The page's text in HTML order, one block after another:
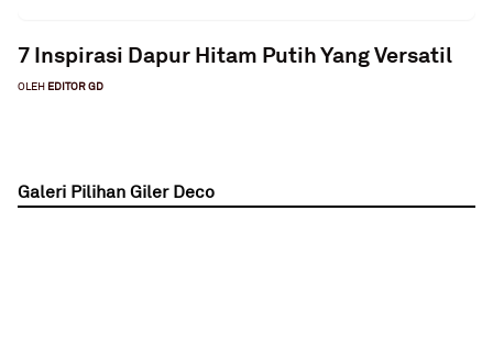
7 Inspirasi Dapur Hitam Putih Yang Versatil
OLEH EDITOR GD
Galeri Pilihan Giler Deco